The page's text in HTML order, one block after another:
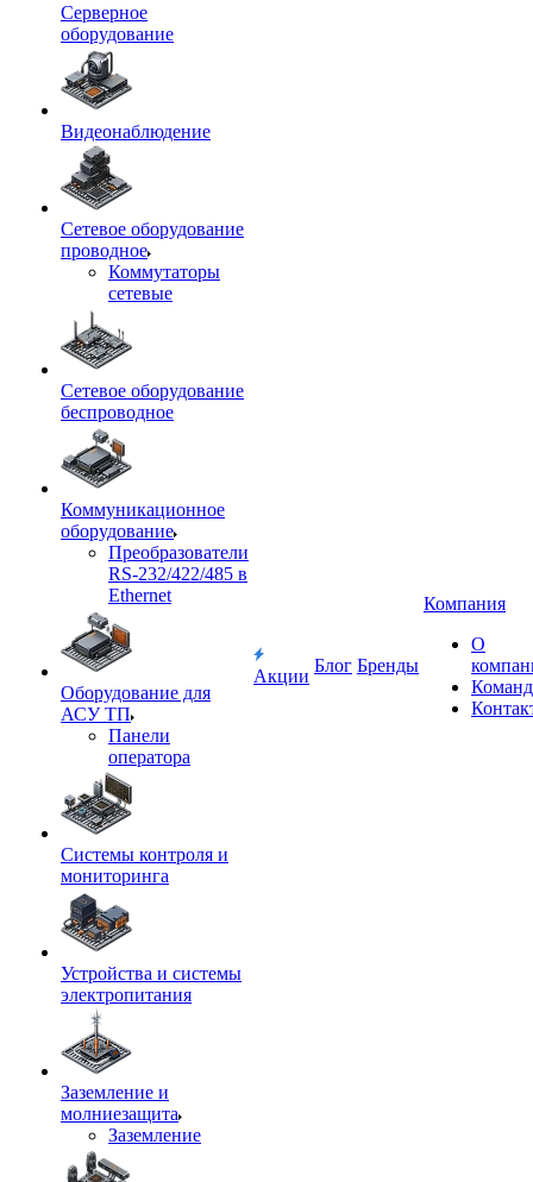
Серверное
оборудование
Видеонаблюдение
Сетевое оборудование
проводное
Коммутаторы
сетевые
Сетевое оборудование
беспроводное
Коммуникационное
оборудование
Преобразователи
RS-232/422/485 в
Ethernet
Оборудование для
АСУ ТП
Панели
оператора
Системы контроля и
мониторинга
Устройства и системы
электропитания
Заземление и
молниезащита
Заземление
Акции
Блог Бренды
Компания
О